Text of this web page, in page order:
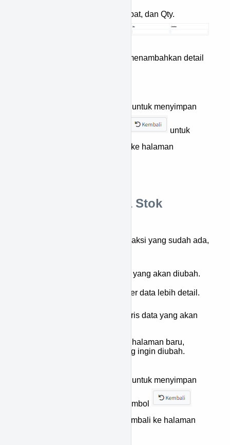
Kemudian isi Produk / Obat, dan Qty.
Ulangi langkah 4 untuk menambahkan detail
untuk menyimpan
untuk
membatalkan & kembali ke halaman
Cara Merubah Data Stok
Untuk merubah data stok transaksi yang sudah ada,
Cari terlebih dahulu data yang akan diubah.
untuk filter data lebih detail.
pada baris data yang akan
Anda akan diarahkan ke halaman baru,
kemudian ubah data yang ingin diubah.
untuk menyimpan
perubahan, atau tekan tombol
untuk membatalkan & kembali ke halaman